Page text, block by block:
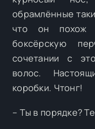
обрамлённые
что он похож
боксёрскую
сочетании с
волос.
коробки. Чтонг!
– Ты в порядке?